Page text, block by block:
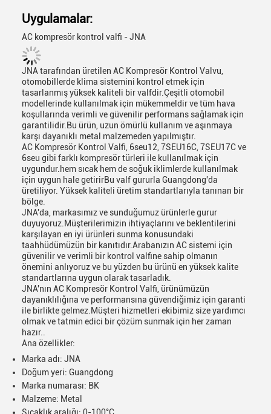
Sizi yakında arayacağız!
Sunmak
Uygulamalar:
AC kompresör kontrol valfi - JNA
JNA tarafından üretilen AC Kompresör Kontrol Valvu,
otomobillerde klima sistemini kontrol etmek için
tasarlanmış yüksek kaliteli bir valfdir.Çeşitli otomobil
modellerinde kullanılmak için mükemmeldir ve tüm hava
koşullarında verimli ve güvenilir performans sağlamak için
garantilidir.Bu ürün, uzun ömürlü kullanım ve aşınmaya
karşı dayanıklı metal malzemeden yapılmıştır.
AC Kompresör Kontrol Valfi, 6seu12, 7SEU16C, 7SEU17C ve
6seu gibi farklı kompresör türleri ile kullanılmak için
uygundur.hem sıcak hem de soğuk iklimlerde kullanılmak
için uygun hale getirirBu valf gururla Guangdong'da
üretiliyor. Yüksek kaliteli üretim standartlarıyla tanınan bir
bölge.
JNA'da, markasımız ve sunduğumuz ürünlerle gurur
duyuyoruz.Müşterilerimizin ihtiyaçlarını ve beklentilerini
karşılayan en iyi ürünleri sunma konusundaki
taahhüdümüzün bir kanıtıdır.Arabanızın AC sistemi için
güvenilir ve verimli bir kontrol valfine sahip olmanın
önemini anlıyoruz ve bu yüzden bu ürünü en yüksek kalite
standartlarına uygun olarak tasarladık.
JNA'nın AC Kompresör Kontrol Valfi, ürünümüzün
dayanıklılığına ve performansına güvendiğimiz için garanti
ile birlikte gelmez.Müşteri hizmetleri ekibimiz size yardımcı
olmak ve tatmin edici bir çözüm sunmak için her zaman
hazır..
Ana özellikler:
Marka adı: JNA
Doğum yeri: Guangdong
Marka numarası: BK
Malzeme: Metal